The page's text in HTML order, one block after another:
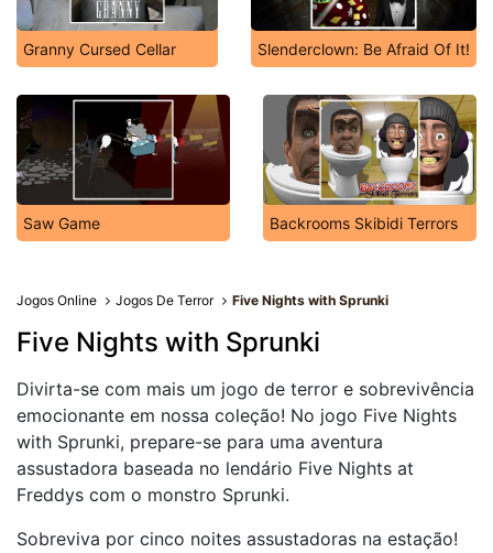
Granny Cursed Cellar Slenderclown: Be Afraid Of It!
Saw Game Backrooms Skibidi Terrors
Jogos Online Jogos De Terror Five Nights with Sprunki
Five Nights with Sprunki
Divirta-se com mais um jogo de terror e sobrevivência
emocionante em nossa coleção! No jogo Five Nights
with Sprunki, prepare-se para uma aventura
assustadora baseada no lendário Five Nights at
Freddys com o monstro Sprunki.
Sobreviva por cinco noites assustadoras na estação!